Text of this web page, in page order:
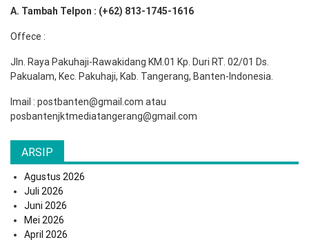
A. Tambah Telpon : (+62) 813-1745-1616
Offece :
Jln. Raya Pakuhaji-Rawakidang KM.01 Kp. Duri RT. 02/01 Ds.
Pakualam, Kec. Pakuhaji, Kab. Tangerang, Banten-Indonesia.
Imail : postbanten@gmail.com atau
posbantenjktmediatangerang@gmail.com
ARSIP
Agustus 2026
Juli 2026
Juni 2026
Mei 2026
April 2026